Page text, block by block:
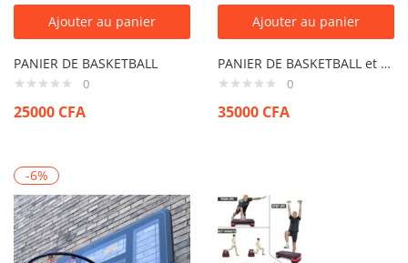
Ajouter au panier
PANIER DE BASKETBALL
0
25000 CFA
Ajouter au panier
PANIER DE BASKETBALL et BALLON MOLTEN
0
35000 CFA
-6%